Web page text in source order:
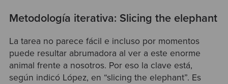
Metodología iterativa: Slicing the elephant
La tarea no parece fácil e incluso por momentos
puede resultar abrumadora al ver a este enorme
animal frente a nosotros. Por eso la clave está,
según indicó López, en “slicing the elephant”. Es